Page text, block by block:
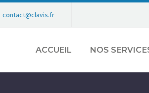
contact@clavis.fr
ACCUEIL NOS